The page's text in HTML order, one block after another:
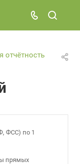
отчётность
ФСС) по 1
прямых